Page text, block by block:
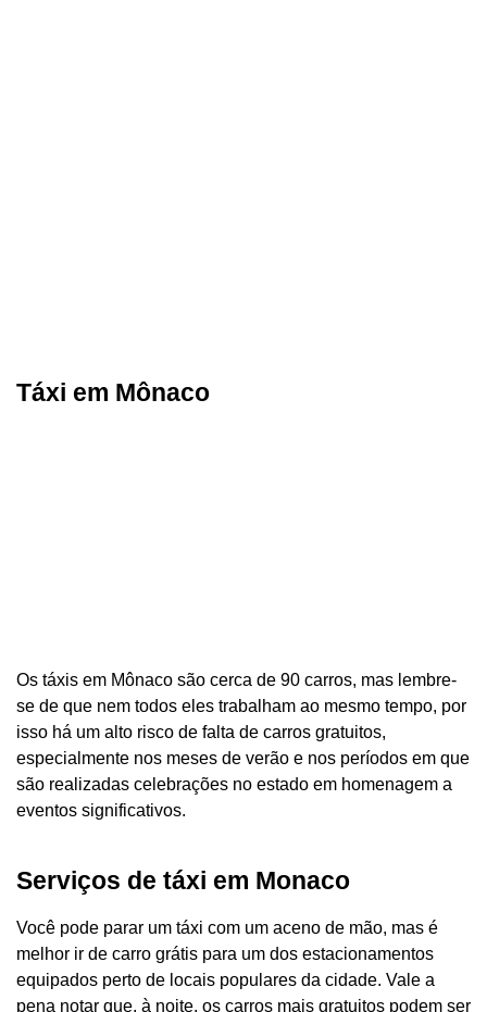
Táxi em Mônaco
Os táxis em Mônaco são cerca de 90 carros, mas lembre-
se de que nem todos eles trabalham ao mesmo tempo, por
isso há um alto risco de falta de carros gratuitos,
especialmente nos meses de verão e nos períodos em que
são realizadas celebrações no estado em homenagem a
eventos significativos.
Serviços de táxi em Monaco
Você pode parar um táxi com um aceno de mão, mas é
melhor ir de carro grátis para um dos estacionamentos
equipados perto de locais populares da cidade. Vale a
pena notar que, à noite, os carros mais gratuitos podem ser